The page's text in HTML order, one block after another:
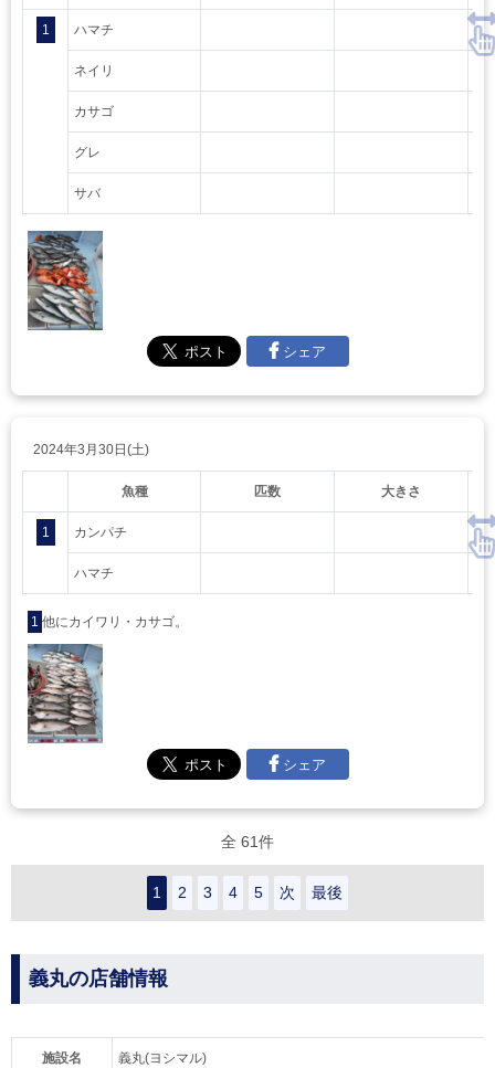
1 ハマチ
ネイリ
カサゴ
グレ
サバ
シェア
2024年3月30日(土)
魚種 匹数 大きさ
1 カンパチ
ハマチ
1 他にカイワリ・カサゴ。
シェア
全 61件
1 2 3 4 5 次 最後
義丸の店舗情報
施設名 義丸(ヨシマル)